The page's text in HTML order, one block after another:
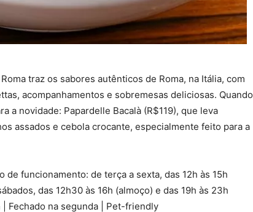
traz os sabores autênticos de Roma, na Itália, com
acompanhamentos e sobremesas deliciosas. Quando
a novidade: Papardelle Bacalà (R$119), que leva
assados e cebola crocante, especialmente feito para a
de funcionamento: de terça a sexta, das 12h às 15h
das 12h30 às 16h (almoço) e das 19h às 23h
| Fechado na segunda | Pet-friendly